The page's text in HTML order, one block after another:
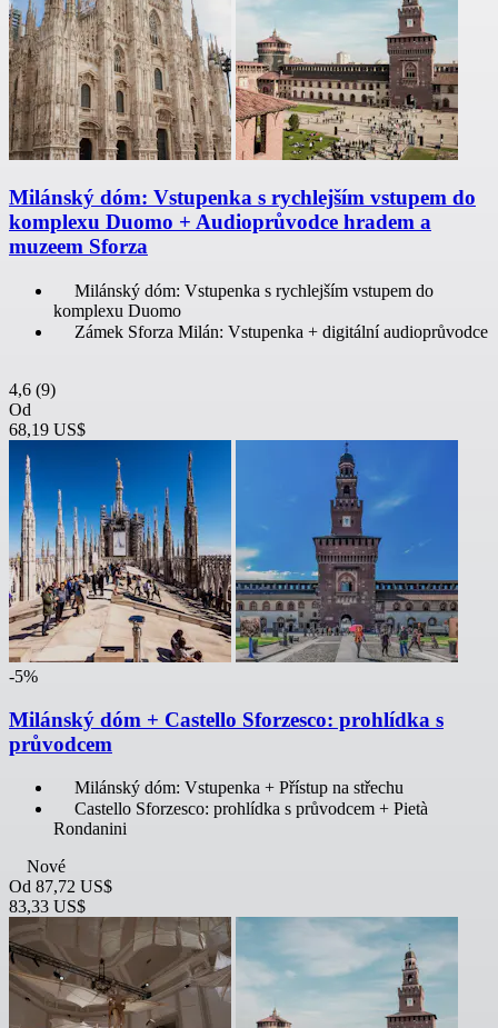
Milánský dóm: Vstupenka s rychlejším vstupem do
komplexu Duomo + Audioprůvodce hradem a
muzeem Sforza
Milánský dóm: Vstupenka s rychlejším vstupem do
komplexu Duomo
Zámek Sforza Milán: Vstupenka + digitální audioprůvodce
4,6 (9)
Od
68,19 US$
-5%
Milánský dóm + Castello Sforzesco: prohlídka s
průvodcem
Milánský dóm: Vstupenka + Přístup na střechu
Castello Sforzesco: prohlídka s průvodcem + Pietà
Rondanini
Nové
Od 87,72 US$
83,33 US$